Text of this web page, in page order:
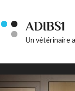
ADIBS1
Un vétérinaire